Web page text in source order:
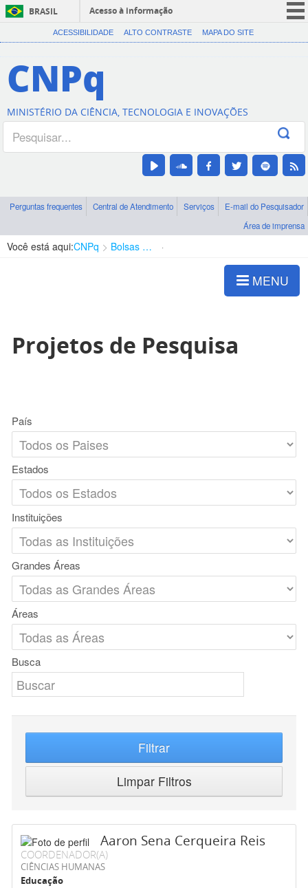
BRASIL
Acesso à informação
CORONAVÍRUS (COVID-19)
Canais
ACESSIBILIDADE ALTO CONTRASTE MAPA DO SITE
CNPq
MINISTÉRIO DA CIÊNCIA, TECNOLOGIA E INOVAÇÕES
Perguntas frequentes Central de Atendimento Serviços
E-mail do Pesquisador
Área de imprensa
Você está aqui:CNPq Bolsas e Auxílios Vigentes
MENU
Projetos de Pesquisa
País
Estados
Instituições
Grandes Áreas
Áreas
Busca
Filtrar
Limpar Filtros
Aaron Sena Cerqueira Reis
COORDENADOR(A)
CIÊNCIAS HUMANAS
Educação